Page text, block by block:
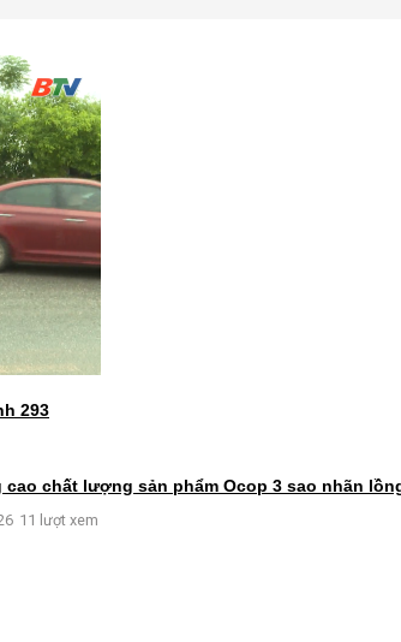
293
cao chất lượng sản phẩm Ocop 3 sao nhãn
11 lượt xem